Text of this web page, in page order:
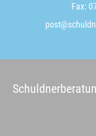
Fax: